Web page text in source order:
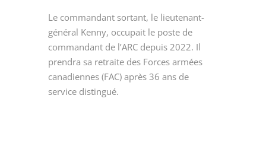
Le commandant sortant, le lieutenant-
général Kenny, occupait le poste de
commandant de l’ARC depuis 2022. Il
prendra sa retraite des Forces armées
canadiennes (FAC) après 36 ans de
service distingué.